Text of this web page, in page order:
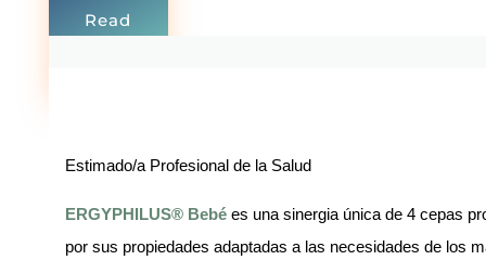
Read
more
Estimado/a Profesional de la Salud
ERGYPHILUS® Bebées una sinergia única de 4 cepas
por sus propiedades adaptadas a las necesidades de los